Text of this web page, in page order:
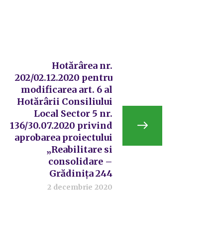
Hotărârea nr.
202/02.12.2020 pentru
modificarea art. 6 al
Hotărârii Consiliului
Local Sector 5 nr.
136/30.07.2020 privind
aprobarea proiectului
„Reabilitare si
consolidare –
Grădinița 244
2 decembrie 2020